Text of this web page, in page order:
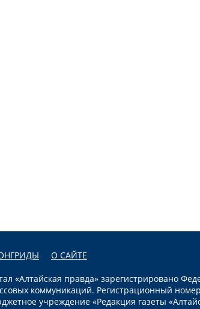
О САЙТЕ
«Алтайская правда» зарегистрировано
коммуникаций. Регистрационный
учреждение «Редакция газеты